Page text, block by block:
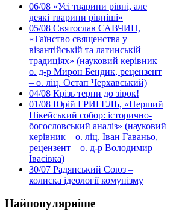
06/08 «Усі тварини рівні, але
деякі тварини рівніші»
05/08 Святослав САВЧИН,
«Таїнство священства у
візантійській та латинській
традиціях» (науковий керівник –
о. д-р Мирон Бендик, рецензент
– о. ліц. Остап Черхавський)
04/08 Крізь терни до зірок!
01/08 Юрій ГРИГЕЛЬ, «Перший
Нікейський собор: історично-
богословський аналіз» (науковий
керівник – о. ліц. Іван Гаваньо,
рецензент – о. д-р Володимир
Івасівка)
30/07 Радянський Союз –
колиска ідеології комунізму
Найпопулярніше